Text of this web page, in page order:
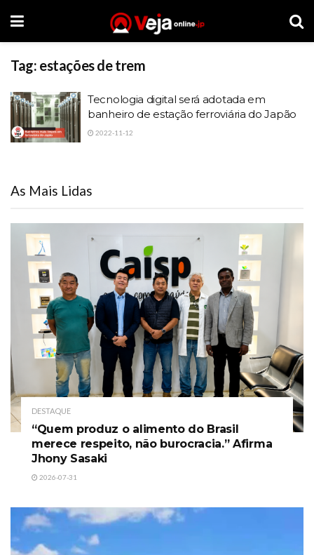
Tag: estações de trem
Tecnologia digital será adotada em
banheiro de estação ferroviária do Japão
2022-11-12
As Mais Lidas
DESTAQUE
“Quem produz o alimento do Brasil
merece respeito, não burocracia.” Afirma
Jhony Sasaki
2026-07-31